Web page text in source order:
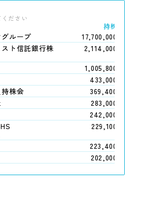
持株数
ループ
17,700,000株
ト信託銀行株
2,114,000株
1,005,800株
433,000株
株会
369,400株
283,000株
242,000株
229,100株
223,400株
202,000株